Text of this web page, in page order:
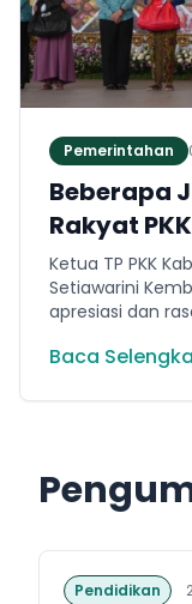
Pemerintahan
Beberapa
Rakyat
Jembrana
Juta
Ketua TP PKK
Setiawarini
apresiasi dan
tuan rumah
Baca
Pendidikan